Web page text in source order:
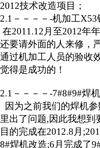
2012技术改造项目；
2.1－－－－-机加工X53
在2011.12 月至2012年
还要请外面的人来修，
通过机加工人员的验收
觉得是成功的！
2.1－－－－-7#8#9#焊
因为之前我们的焊机
里出了问题,因此我想到
目的完成在2012.8 月
8#焊机改造;6 月完成了